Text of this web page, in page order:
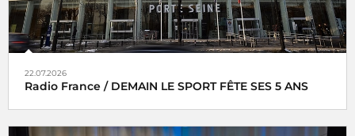
22.07.2026
Radio France / DEMAIN LE SPORT FÊTE SES 5 ANS